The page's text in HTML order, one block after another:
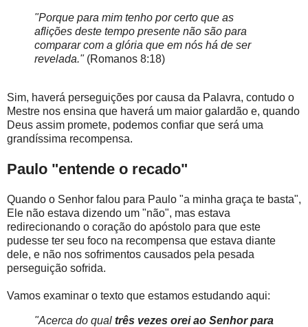
"Porque para mim tenho por certo que as
aflições deste tempo presente não são para
comparar com a glória que em nós há de ser
revelada."(Romanos 8:18)
Sim, haverá perseguições por causa da Palavra, contudo o
Mestre nos ensina que haverá um maior galardão e, quando
Deus assim promete, podemos confiar que será uma
grandíssima recompensa.
Paulo "entende o recado"
Quando o Senhor falou para Paulo "a minha graça te basta",
Ele não estava dizendo um "não", mas estava
redirecionando o coração do apóstolo para que este
pudesse ter seu foco na recompensa que estava diante
dele, e não nos sofrimentos causados pela pesada
perseguição sofrida.
Vamos examinar o texto que estamos estudando aqui:
"Acerca do qual três vezes orei ao Senhor para